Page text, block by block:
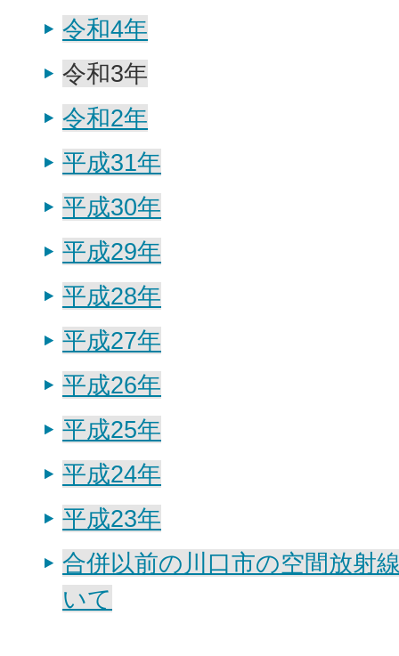
令和4年
令和3年
令和2年
平成31年
平成30年
平成29年
平成28年
平成27年
平成26年
平成25年
平成24年
平成23年
合併以前の川口市の空間放射
いて